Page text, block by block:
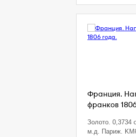
Франция.
франков
Золото. 0,3734
м.д. Париж.